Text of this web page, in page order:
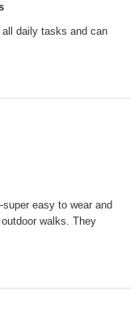
daily tasks and can
easy to wear and
walks. They